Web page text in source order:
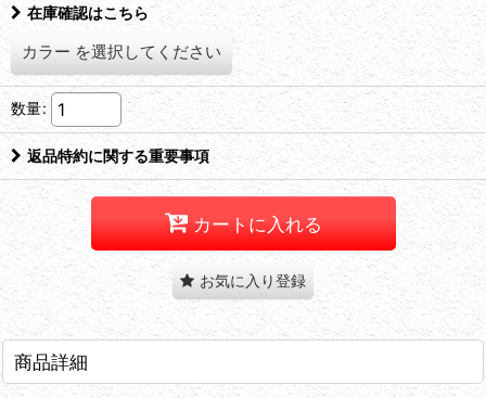
在庫確認はこちら
カラー を選択してください
数量:
返品特約に関する重要事項
カートに入れる
お気に入り登録
商品詳細